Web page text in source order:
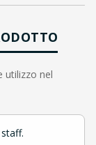
utilizzo nel